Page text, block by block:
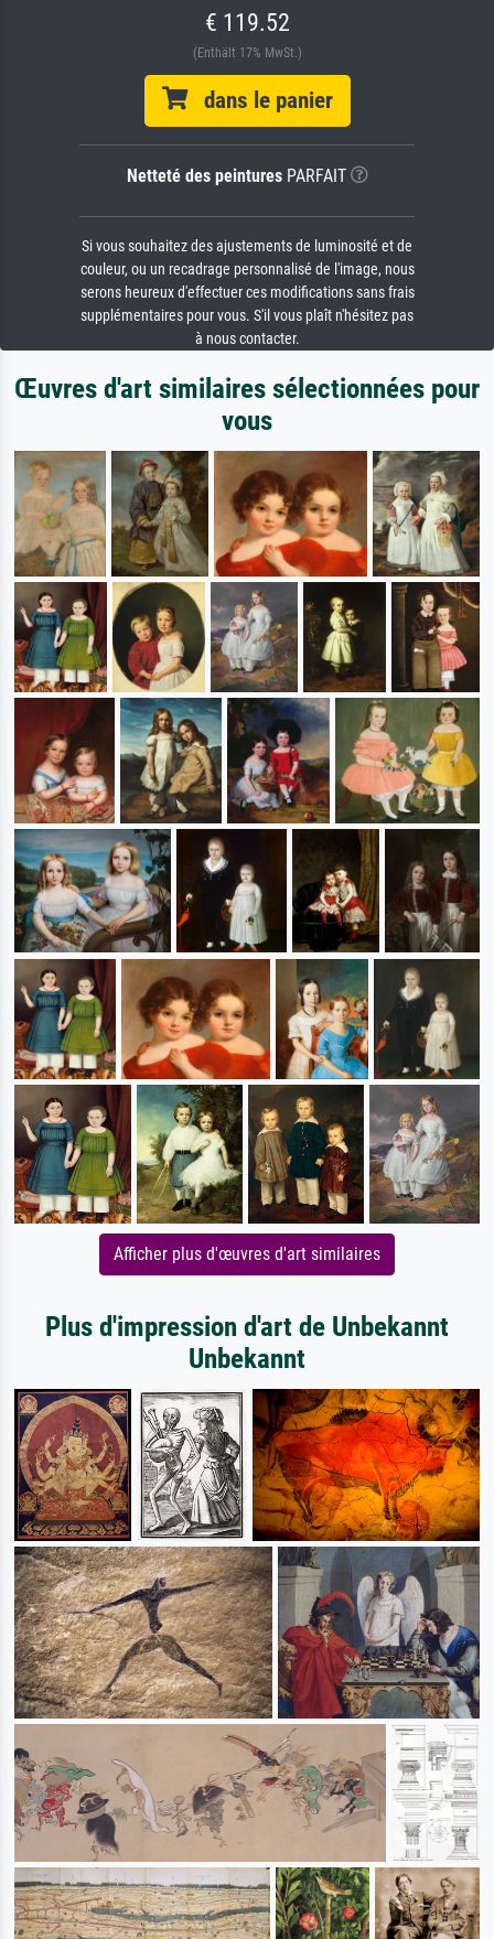
€ 119.52
(Enthält 17% MwSt.)
dans le panier
Netteté des peinturesPARFAIT
Si vous souhaitez des ajustements de luminosité et de
couleur, ou un recadrage personnalisé de l'image, nous
serons heureux d'effectuer ces modifications sans frais
supplémentaires pour vous. S'il vous plaît n'hésitez pas
à nous contacter.
Œuvres d'art similaires sélectionnées pour
vous
Afficher plus d'œuvres d'art similaires
Plus d'impression d'art de Unbekannt
Unbekannt